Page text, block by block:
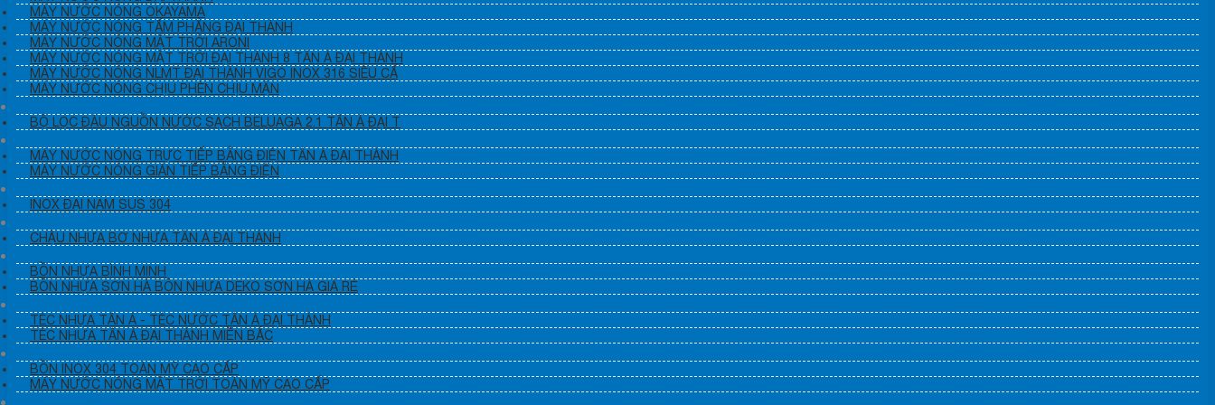
MÁY NƯỚC NÓNG OKAYAMA
MÁY NƯỚC NÓNG TẤM PHẲNG ĐẠI THÀNH
MÁY NƯỚC NÓNG MẶT TRỜI ARONI
MÁY NƯỚC NÓNG MẶT TRỜI ĐẠI THÀNH 8 TÂN Á ĐẠI THÀNH
MÁY NƯỚC NÓNG NLMT ĐẠI THÀNH VIGO INOX 316 SIÊU CẤ
MÁY NƯỚC NÓNG CHỊU PHÈN CHỊU MẶN
BỘ LỌC ĐÀU NGUỒN NƯỚC SẠCH BELUAGA 2.1 TÂN Á ĐẠI T
MÁY NƯỚC NÓNG TRỰC TIẾP BẰNG ĐIỆN TÂN Á ĐẠI THÀNH
MÁY NƯỚC NÓNG GIÁN TIẾP BẰNG ĐIỆN
INOX ĐẠI NAM SUS 304
CHẬU NHỰA BƠ NHỰA TÂN Á ĐẠI THÀNH
BỒN NHỰA BÌNH MINH
BỒN NHỰA SƠN HÀ BỒN NHỰA DEKO SƠN HÀ GIÁ RẺ
TÉC NHỰA TÂN Á - TÉC NƯỚC TÂN Á ĐẠI THÀNH
TÉC NHƯA TÂN Á ĐẠI THÀNH MIỀN BẮC
BỒN INOX 304 TOÀN MỸ CAO CẤP
MÁY NƯỚC NÓNG MẶT TRỜI TOÀN MỸ CAO CẤP